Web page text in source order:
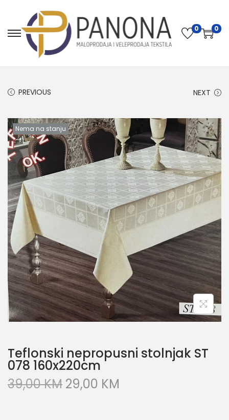
0 0
PREVIOUS NEXT
Nema na stanju
Teflonski nepropusni stolnjak ST
078 160x220cm
39,00KM 29,00 KM